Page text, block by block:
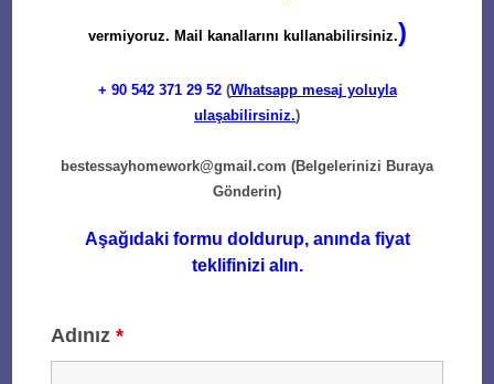
vermiyoruz. Mail kanallarını kullanabilirsiniz.)
+ 90 542 371 29 52(Whatsapp mesaj yoluyla
ulaşabilirsiniz.)
bestessayhomework@gmail.com (Belgelerinizi Buraya
Gönderin)
Aşağıdaki formu doldurup, anında fiyat
teklifinizi alın.
Adınız*